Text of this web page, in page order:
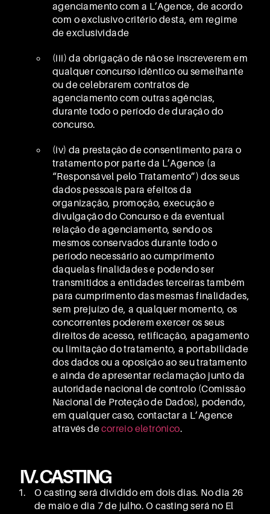
agenciamento com a L’Agence, de acordo
com o exclusivo critério desta, em regime
de exclusividade
(iii) da obrigação de não se inscreverem em
qualquer concurso idêntico ou semelhante
ou de celebrarem contratos de
agenciamento com outras agências,
durante todo o período de duração do
concurso.
(iv) da prestação de consentimento para o
tratamento por parte da L’Agence (a
“Responsável pelo Tratamento”) dos seus
dados pessoais para efeitos da
organização, promoção, execução e
divulgação do Concurso e da eventual
relação de agenciamento, sendo os
mesmos conservados durante todo o
período necessário ao cumprimento
daquelas finalidades e podendo ser
transmitidos a entidades terceiras também
para cumprimento das mesmas finalidades,
sem prejuízo de, a qualquer momento, os
concorrentes poderem exercer os seus
direitos de acesso, retificação, apagamento
ou limitação do tratamento, a portabilidade
dos dados ou a oposição ao seu tratamento
e ainda de apresentar reclamação junto da
autoridade nacional de controlo (Comissão
Nacional de Proteção de Dados), podendo,
em qualquer caso, contactar a L’Agence
através decorreio eletrónico.
IV. CASTING
O casting será dividido em dois dias. No dia 26
de maio e dia 7 de julho. O casting será no El